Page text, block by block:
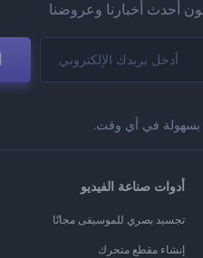
أحدث أخبارنا وعروضنا
بسهولة في أي وقت.
أدوات صناعة الفيديو
تجسيد بصري للموسيقى مجانًا
إنشاء مقطع متحرك